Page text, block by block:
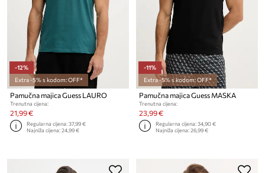
-12%
Extra -5% s kodom: OFF*
Pamučna majica Guess LAURO
Trenutna cijena:
21,99 €
Regularna cijena:37,99 €
Najniža cijena:24,99 €
-11%
Extra -5% s kodom: OFF*
Pamučna majica Guess MASKA
Trenutna cijena:
23,99 €
Regularna cijena:34,90 €
Najniža cijena:26,99 €